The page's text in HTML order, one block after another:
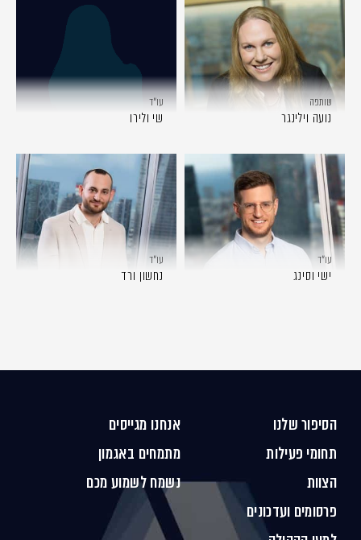
שותפה
נועה וילינגר
עו״ד
שי ולירו
עו״ד
ישי וסינג
עו״ד
נחשון ורד
הסיפור שלנו
תחומי פעילות
הצוות
פרסומים ועדכונים
אנחנו מגייסים
מתמחים באגמון
נשמח לשמוע מכם